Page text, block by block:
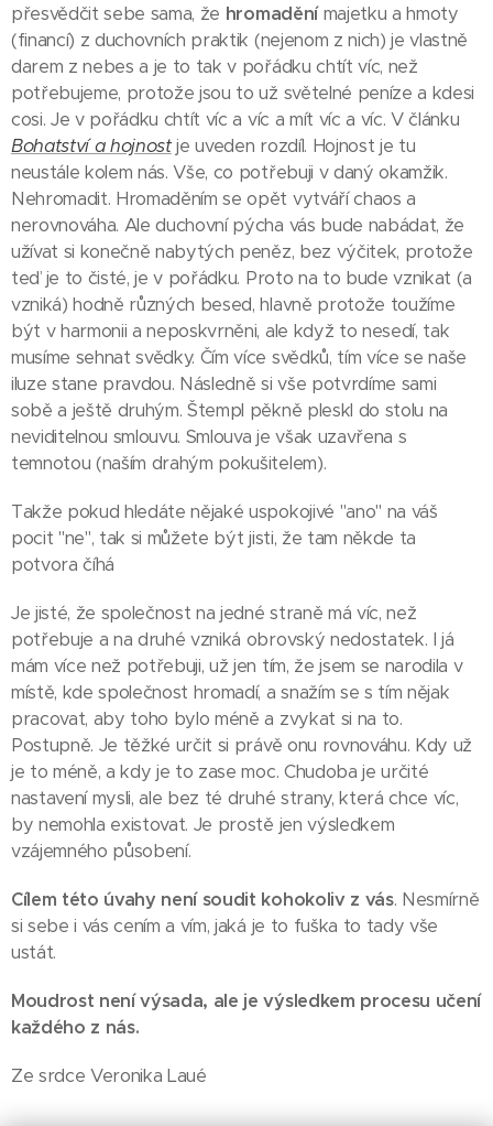
přesvědčit sebe sama, že hromaděnímajetku a hmoty
(financí) z duchovních praktik (nejenom z nich) je vlastně
darem z nebes a je to tak v pořádku chtít víc, než
potřebujeme, protože jsou to už světelné peníze a kdesi
cosi. Je v pořádku chtít víc a víc a mít víc a víc. V článku
Bohatství a hojnostje uveden rozdíl. Hojnost je tu
neustále kolem nás. Vše, co potřebuji v daný okamžik.
Nehromadit. Hromaděním se opět vytváří chaos a
nerovnováha. Ale duchovní pýcha vás bude nabádat, že
užívat si konečně nabytých peněz, bez výčitek, protože
teď je to čisté, je v pořádku. Proto na to bude vznikat (a
vzniká) hodně různých besed, hlavně protože toužíme
být v harmonii a neposkvrněni, ale když to nesedí, tak
musíme sehnat svědky. Čím více svědků, tím více se naše
iluze stane pravdou. Následně si vše potvrdíme sami
sobě a ještě druhým. Štempl pěkně pleskl do stolu na
neviditelnou smlouvu. Smlouva je však uzavřena s
temnotou (naším drahým pokušitelem).
Takže pokud hledáte nějaké uspokojivé "ano" na váš
pocit "ne", tak si můžete být jisti, že tam někde ta
potvora číhá 🤣
Je jisté, že společnost na jedné straně má víc, než
potřebuje a na druhé vzniká obrovský nedostatek. I já
mám více než potřebuji, už jen tím, že jsem se narodila v
místě, kde společnost hromadí, a snažím se s tím nějak
pracovat, aby toho bylo méně a zvykat si na to.
Postupně. Je těžké určit si právě onu rovnováhu. Kdy už
je to méně, a kdy je to zase moc. Chudoba je určité
nastavení mysli, ale bez té druhé strany, která chce víc,
by nemohla existovat. Je prostě jen výsledkem
vzájemného působení.
Cílem této úvahy není soudit kohokoliv z vás. Nesmírně
si sebe i vás cením a vím, jaká je to fuška to tady vše
ustát.
Moudrost není výsada, ale je výsledkem procesu učení
každého z nás.
Ze srdce Veronika Laué 💗